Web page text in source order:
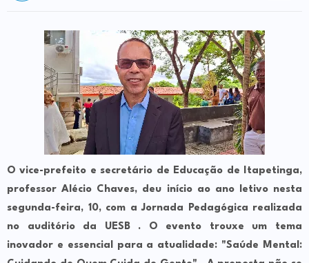
O vice-prefeito e secretário de Educação de Itapetinga,
professor Alécio Chaves, deu início ao ano letivo nesta
segunda-feira, 10, com a Jornada Pedagógica realizada
no auditório da UESB . O evento trouxe um tema
inovador e essencial para a atualidade: "Saúde Mental: